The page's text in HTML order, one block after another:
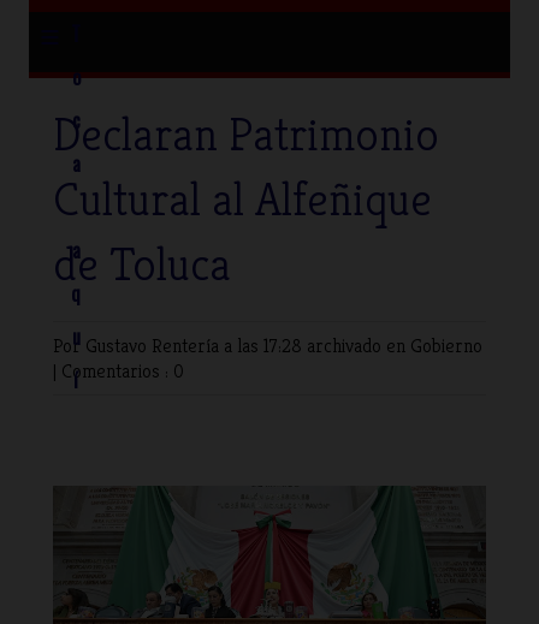
o
c
a
a
q
u
í
Declaran Patrimonio
Cultural al Alfeñique
de Toluca
Por Gustavo Rentería a las 17:28 archivado en Gobierno
| Comentarios : 0